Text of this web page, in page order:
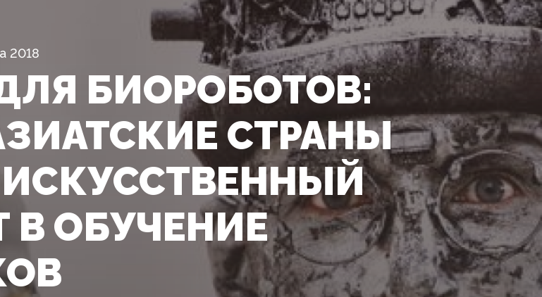
2018
БИОРОБОТОВ:
СТРАНЫ
В ОБУЧЕНИЕ